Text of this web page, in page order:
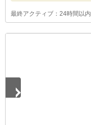
最終アクティブ：24時間以内